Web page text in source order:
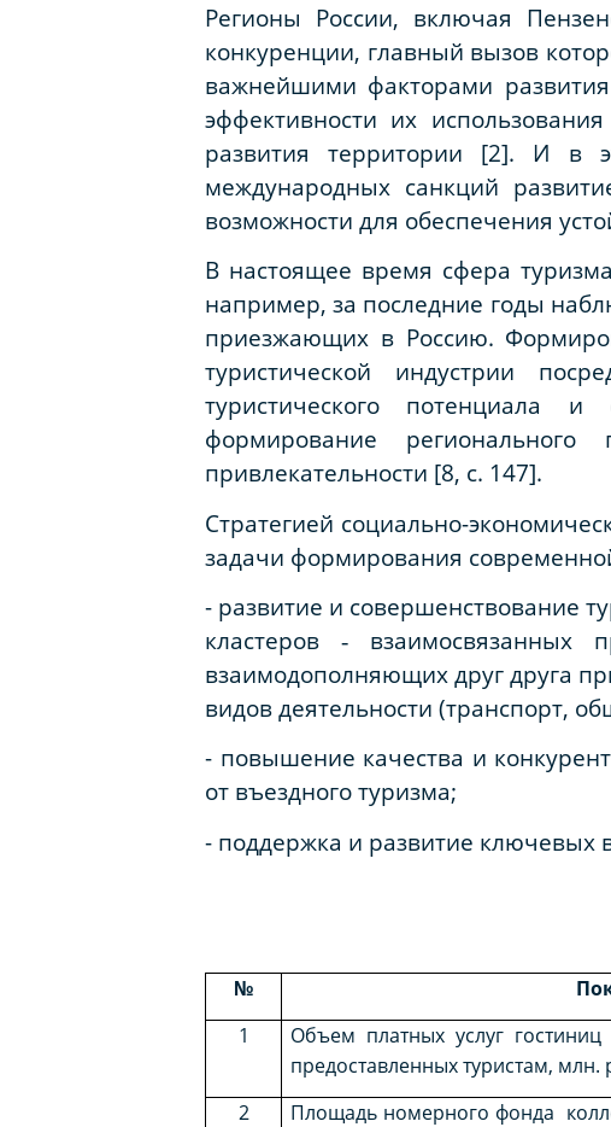
Регионы России, включая
конкуренции, главный вызов
важнейшими факторами
эффективности их
развития территории [2]. И в
международных санкций
возможности для обеспечения
В настоящее время сфера
например, за последние годы
приезжающих в Россию.
туристической индустрии
туристического потенциала
формирование регионального
привлекательности [8, c. 147].
Стратегией социально-
задачи формирования
- развитие и совершенствование
кластеров ‑ взаимосвязанных
взаимодополняющих друг друга
видов деятельности (транспорт,
- повышение качества и
от въездного туризма;
- поддержка и развитие ключевых
№
1
Объем платных услуг
предоставленных туристам, млн.
2
Площадь номерного фонда